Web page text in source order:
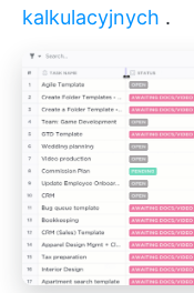
kalkulacyjnych .